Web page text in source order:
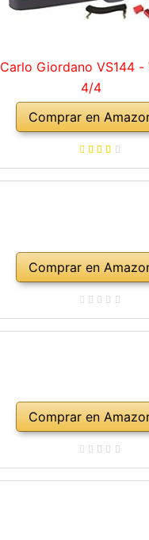
Carlo Giordano VS144 -
4/4
Comprar en
Comprar en
Comprar en